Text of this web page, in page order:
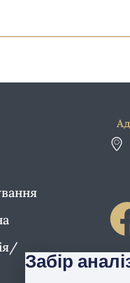
Забір